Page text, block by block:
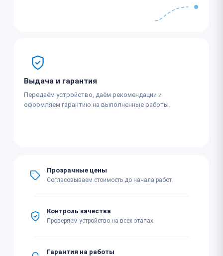
Выдача и гарантия
Передаём устройство, даём рекомендации и
оформляем гарантию на выполненные работы.
Прозрачные цены
Согласовываем стоимость до начала работ.
Контроль качества
Проверяем устройство на всех этапах.
Гарантия на работы